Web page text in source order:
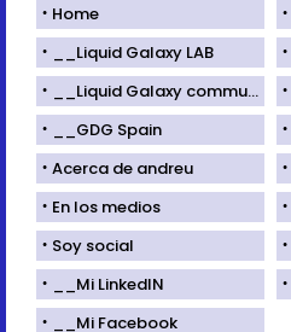
Home
__Liquid Galaxy LAB
__Liquid Galaxy community
__GDG Spain
Acerca de andreu
En los medios
Soy social
__Mi LinkedIN
__Mi Facebook